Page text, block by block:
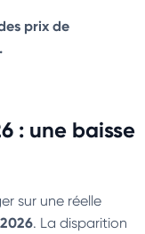
prix de
: une baisse
sur une réelle
. La disparition